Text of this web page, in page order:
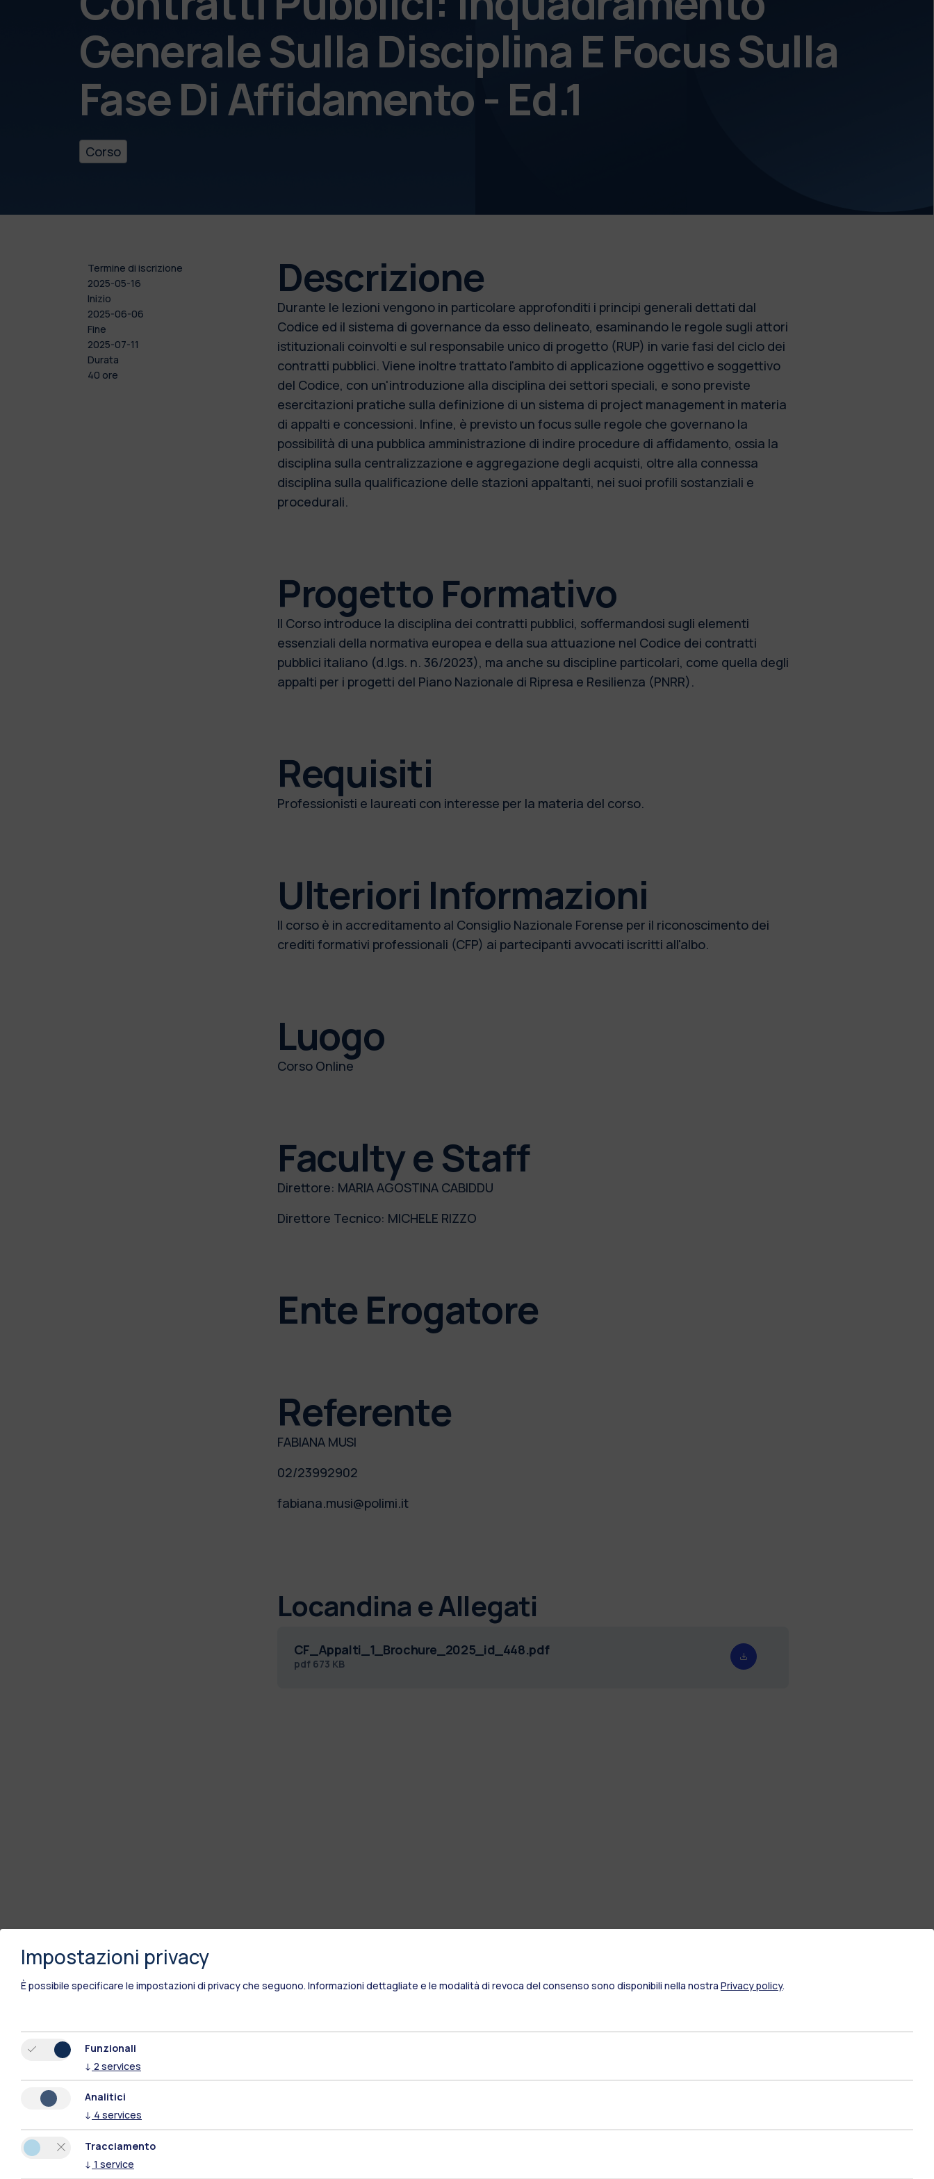
Generale Sulla Disciplina E Focus Sulla
Fase Di Affidamento - Ed.1
Corso
Termine di iscrizione
2025-05-16
Inizio
2025-06-06
Fine
2025-07-11
Durata
40 ore
Descrizione
Durante le lezioni vengono in particolare approfonditi i principi generali dettati dal
Codice ed il sistema di governance da esso delineato, esaminando le regole sugli attori
istituzionali coinvolti e sul responsabile unico di progetto (RUP) in varie fasi del ciclo dei
contratti pubblici. Viene inoltre trattato l'ambito di applicazione oggettivo e soggettivo
del Codice, con un'introduzione alla disciplina dei settori speciali, e sono previste
esercitazioni pratiche sulla definizione di un sistema di project management in materia
di appalti e concessioni. Infine, è previsto un focus sulle regole che governano la
possibilità di una pubblica amministrazione di indire procedure di affidamento, ossia la
disciplina sulla centralizzazione e aggregazione degli acquisti, oltre alla connessa
disciplina sulla qualificazione delle stazioni appaltanti, nei suoi profili sostanziali e
procedurali.
Progetto Formativo
Il Corso introduce la disciplina dei contratti pubblici, soffermandosi sugli elementi
essenziali della normativa europea e della sua attuazione nel Codice dei contratti
pubblici italiano (d.lgs. n. 36/2023), ma anche su discipline particolari, come quella degli
appalti per i progetti del Piano Nazionale di Ripresa e Resilienza (PNRR).
Requisiti
Professionisti e laureati con interesse per la materia del corso.
Ulteriori Informazioni
Il corso è in accreditamento al Consiglio Nazionale Forense per il riconoscimento dei
crediti formativi professionali (CFP) ai partecipanti avvocati iscritti all'albo.
Luogo
Corso Online
Faculty e Staff
Direttore: MARIA AGOSTINA CABIDDU
Direttore Tecnico: MICHELE RIZZO
Ente Erogatore
Referente
FABIANA MUSI
02/23992902
fabiana.musi@polimi.it
Locandina e Allegati
CF_Appalti_1_Brochure_2025_id_448.pdf
pdf 673 KB
IT EN
Sedi
Milano Leonardo
Milano Bovisa
Cremona
Lecco
Il Politecnico
Ricerca Cerca aule
Cerca insegnamenti
Impostazioni privacy
È possibile specificare le impostazioni di privacy che seguono. Informazioni dettagliate e le modalità di revoca del consenso sono disponibili nella nostra Privacy policy.
Funzionali
↓ 2 services
Analitici
↓ 4 services
Tracciamento
↓ 1 service